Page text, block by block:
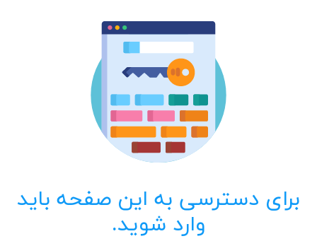
برای دسترسی به این صفحه باید
وارد شوید.